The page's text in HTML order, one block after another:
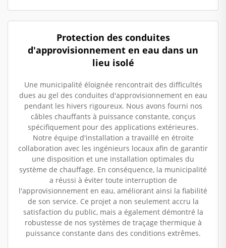
Protection des conduites
d'approvisionnement en eau dans un
lieu isolé
Une municipalité éloignée rencontrait des difficultés
dues au gel des conduites d'approvisionnement en eau
pendant les hivers rigoureux. Nous avons fourni nos
câbles chauffants à puissance constante, conçus
spécifiquement pour des applications extérieures.
Notre équipe d'installation a travaillé en étroite
collaboration avec les ingénieurs locaux afin de garantir
une disposition et une installation optimales du
système de chauffage. En conséquence, la municipalité
a réussi à éviter toute interruption de
l'approvisionnement en eau, améliorant ainsi la fiabilité
de son service. Ce projet a non seulement accru la
satisfaction du public, mais a également démontré la
robustesse de nos systèmes de traçage thermique à
puissance constante dans des conditions extrêmes.